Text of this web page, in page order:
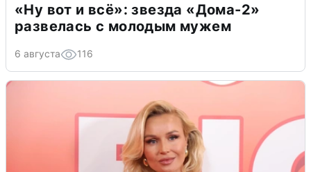
«Ну вот и всё»: звезда «Дома-2»
развелась с молодым мужем
6 августа 116